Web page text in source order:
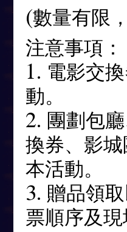
(數量有限
注意事項：
1. 電影交
動。
2. 團劃包
換券、影
本活動。
3. 贈品領
票順序及